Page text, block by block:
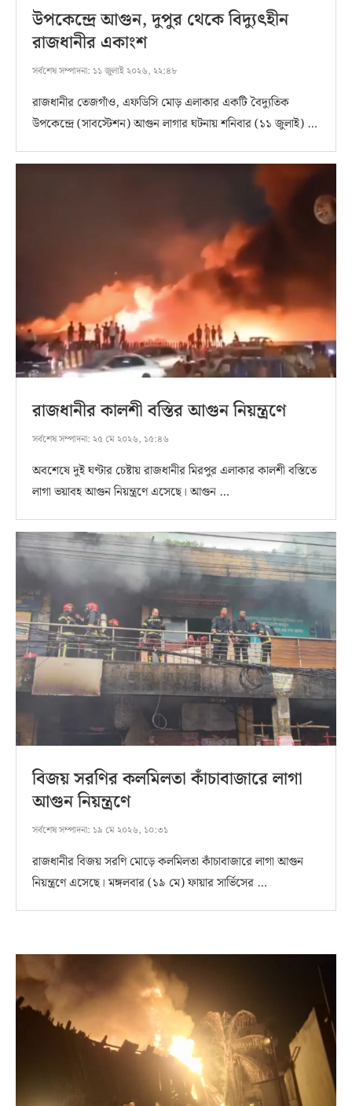
উপকেন্দ্রে আগুন, দুপুর থেকে বিদ্যুৎহীন
রাজধানীর একাংশ
সর্বশেষ সম্পাদনা: ১১ জুলাই ২০২৬, ২২:৪৮
রাজধানীর তেজগাঁও, এফডিসি মোড় এলাকার একটি বৈদ্যুতিক
উপকেন্দ্রে (সাবস্টেশন) আগুন লাগার ঘটনায় শনিবার (১১ জুলাই) …
রাজধানীর কালশী বস্তির আগুন নিয়ন্ত্রণে
সর্বশেষ সম্পাদনা: ২৫ মে ২০২৬, ১৫:৪৬
অবশেষে দুই ঘণ্টার চেষ্টায় রাজধানীর মিরপুর এলাকার কালশী বস্তিতে
লাগা ভয়াবহ আগুন নিয়ন্ত্রণে এসেছে। আগুন …
বিজয় সরণির কলমিলতা কাঁচাবাজারে লাগা
আগুন নিয়ন্ত্রণে
সর্বশেষ সম্পাদনা: ১৯ মে ২০২৬, ১০:৩১
রাজধানীর বিজয় সরণি মোড়ে কলমিলতা কাঁচাবাজারে লাগা আগুন
নিয়ন্ত্রণে এসেছে। মঙ্গলবার (১৯ মে) ফায়ার সার্ভিসের …